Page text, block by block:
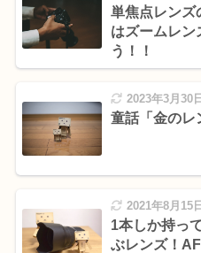
単焦点レンズ
はズームレン
う！！
2023年3月30日
童話「金のレ
2021年8月15
1本しか持っ
ぶレンズ！